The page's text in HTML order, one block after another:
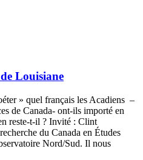
Louisiane
» quel français les Acadiens –
de Canada- ont-ils importé en
reste-t-il ? Invité : Clint
du Canada en Études
Nord/Sud. Il nous